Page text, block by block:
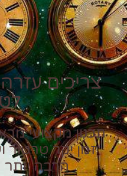
צריכים
תכנון מקצועי
זמן יקר טרטור
הרבה